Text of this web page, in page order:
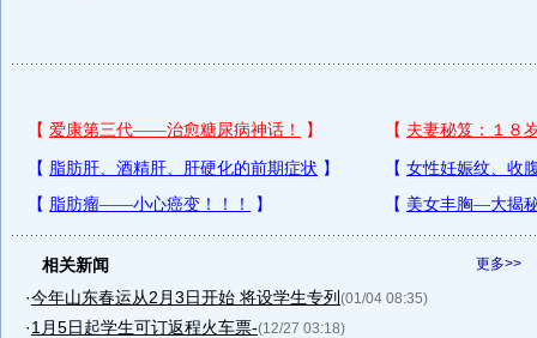
更多>>
相关新闻
·今年山东春运从2月3日开始 将设学生专列 (01/04 08:35)
·1月5日起学生可订返程火车票-(12/27 03:18)